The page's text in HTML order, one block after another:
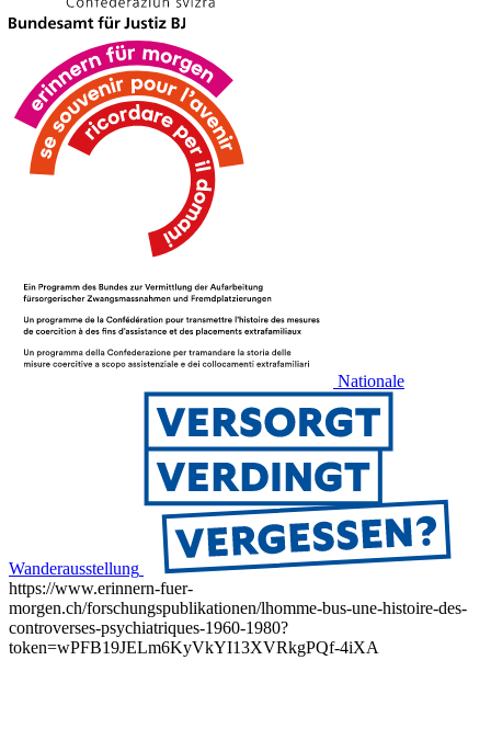
Nationale
Wanderausstellung
https://www.erinnern-fuer-
morgen.ch/forschungspublikationen/lhomme-bus-une-histoire-des-
controverses-psychiatriques-1960-1980?
token=wPFB19JELm6KyVkYI13XVRkgPQf-4iXA